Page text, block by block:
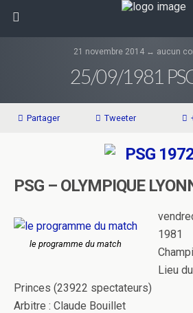
21 novembre 2014 ↔ aucun
25/09/1981
Partager Tweeter
PSG – OLYMPIQUE
le programme du match
1981
Lieu
Princes (23922 spectateurs)
Arbitre : Claude Bouillet